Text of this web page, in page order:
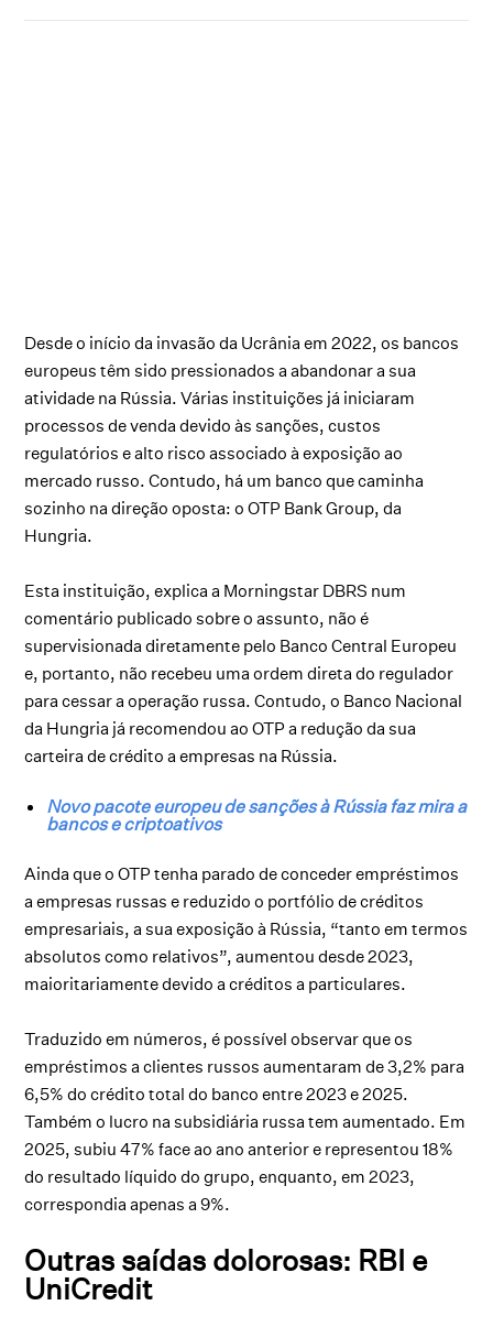
Desde o início da invasão da Ucrânia em 2022, os bancos
europeus têm sido pressionados a abandonar a sua
atividade na Rússia. Várias instituições já iniciaram
processos de venda devido às sanções, custos
regulatórios e alto risco associado à exposição ao
mercado russo. Contudo, há um banco que caminha
sozinho na direção oposta: o OTP Bank Group, da
Hungria.
Esta instituição, explica a Morningstar DBRS num
comentário publicado sobre o assunto, não é
supervisionada diretamente pelo Banco Central Europeu
e, portanto, não recebeu uma ordem direta do regulador
para cessar a operação russa. Contudo, o Banco Nacional
da Hungria já recomendou ao OTP a redução da sua
carteira de crédito a empresas na Rússia.
Novo pacote europeu de sanções à Rússia faz mira a
bancos e criptoativos
Ainda que o OTP tenha parado de conceder empréstimos
a empresas russas e reduzido o portfólio de créditos
empresariais, a sua exposição à Rússia, “tanto em termos
absolutos como relativos”, aumentou desde 2023,
maioritariamente devido a créditos a particulares.
Traduzido em números, é possível observar que os
empréstimos a clientes russos aumentaram de 3,2% para
6,5% do crédito total do banco entre 2023 e 2025.
Também o lucro na subsidiária russa tem aumentado. Em
2025, subiu 47% face ao ano anterior e representou 18%
do resultado líquido do grupo, enquanto, em 2023,
correspondia apenas a 9%.
Outras saídas dolorosas: RBI e
UniCredit